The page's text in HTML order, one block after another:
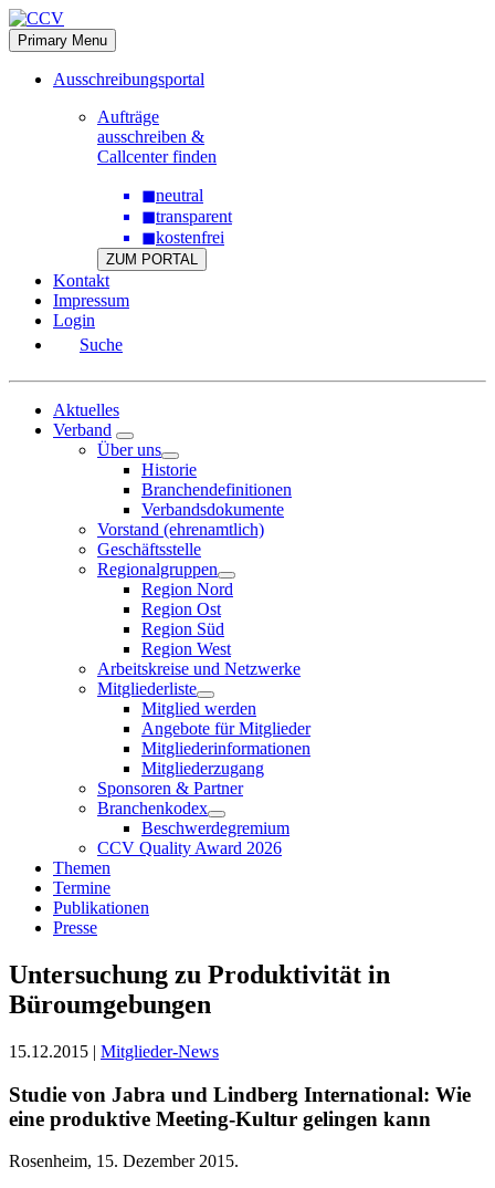
Skip
to
content
Primary Menu
Ausschreibungsportal
Aufträge
ausschreiben &
Callcenter finden
◼neutral
◼transparent
◼kostenfrei
ZUM PORTAL
Kontakt
Impressum
Login
Suche
Aktuelles
Verband
Über uns
Historie
Branchendefinitionen
Verbandsdokumente
Vorstand (ehrenamtlich)
Geschäftsstelle
Regionalgruppen
Region Nord
Region Ost
Region Süd
Region West
Arbeitskreise und Netzwerke
Mitgliederliste
Mitglied werden
Angebote für Mitglieder
Mitgliederinformationen
Mitgliederzugang
Sponsoren & Partner
Branchenkodex
Beschwerdegremium
CCV Quality Award 2026
Themen
Termine
Publikationen
Presse
Untersuchung zu Produktivität in
Büroumgebungen
15.12.2015 | Mitglieder-News
Studie von Jabra und Lindberg International: Wie
eine produktive Meeting-Kultur gelingen kann
Rosenheim, 15. Dezember 2015.